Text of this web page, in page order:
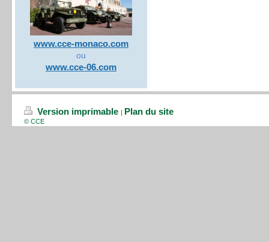
www.cce-monaco.com
ou
www.cce-06.com
Version imprimable | Plan du site
© CCE